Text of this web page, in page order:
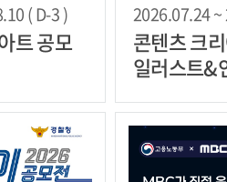
( D-3 )
트 공모
2026.07.24 ~
콘텐츠 크
일러스트&
힘, '기억에
밀”